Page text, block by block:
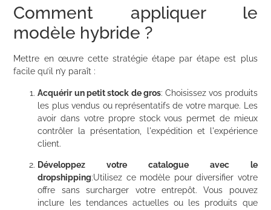
Comment appliquer le
modèle hybride ?
Mettre en œuvre cette stratégie étape par étape est plus
facile qu’il n’y paraît :
Acquérir un petit stock de gros: Choisissez vos produits
les plus vendus ou représentatifs de votre marque. Les
avoir dans votre propre stock vous permet de mieux
contrôler la présentation, l'expédition et l'expérience
client.
Développez votre catalogue avec le
dropshipping:Utilisez ce modèle pour diversifier votre
offre sans surcharger votre entrepôt. Vous pouvez
inclure les tendances actuelles ou les produits que